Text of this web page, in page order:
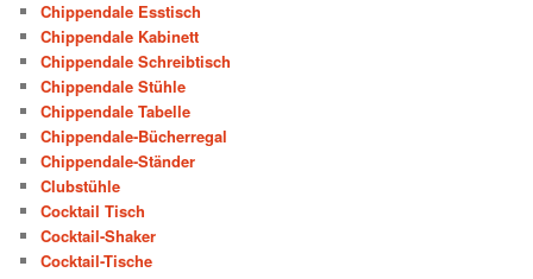
Chippendale Esstisch
Chippendale Kabinett
Chippendale Schreibtisch
Chippendale Stühle
Chippendale Tabelle
Chippendale-Bücherregal
Chippendale-Ständer
Clubstühle
Cocktail Tisch
Cocktail-Shaker
Cocktail-Tische